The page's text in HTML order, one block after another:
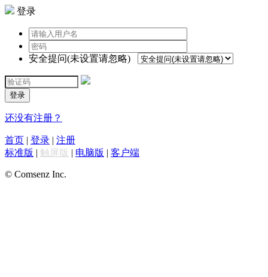
登录
安全提问(未设置请忽略)
登录
还没有注册？
首页 | 登录 | 注册
标准版 | 触屏版 | 电脑版 | 客户端
© Comsenz Inc.